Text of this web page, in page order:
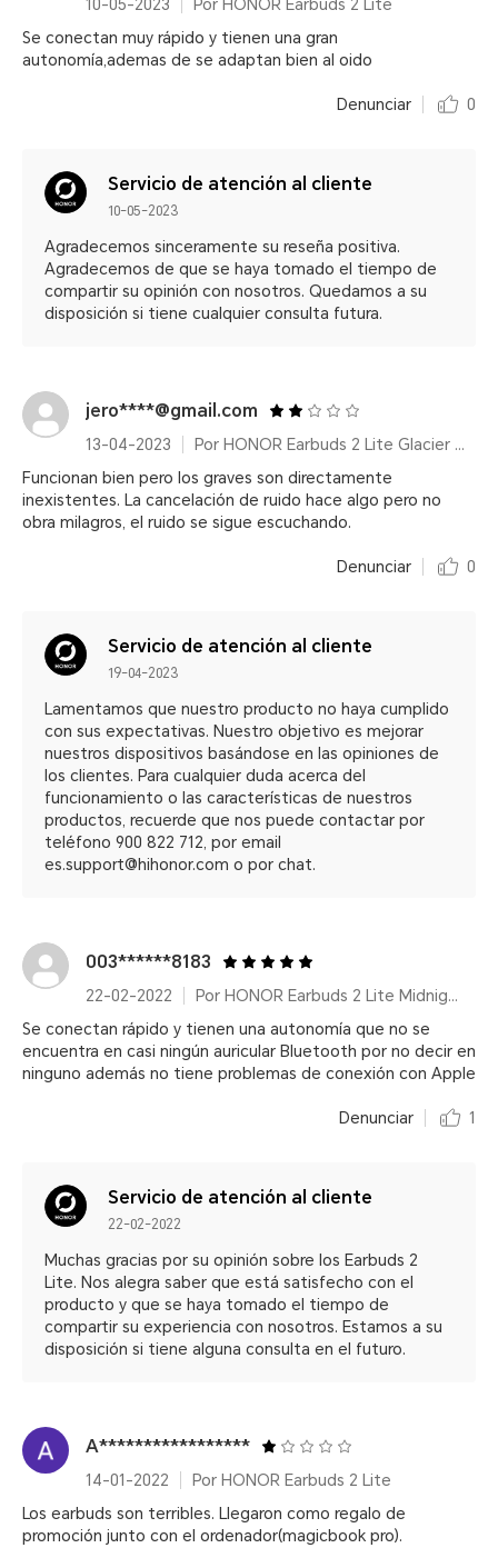
10-05-2023
Por HONOR Earbuds 2 Lite
Se conectan muy rápido y tienen una gran
autonomía,ademas de se adaptan bien al oido
Denunciar 0
Servicio de atención al cliente
10-05-2023
Agradecemos sinceramente su reseña positiva.
Agradecemos de que se haya tomado el tiempo de
compartir su opinión con nosotros. Quedamos a su
disposición si tiene cualquier consulta futura.
jero****@gmail.com
13-04-2023
Por HONOR Earbuds 2 Lite Glacier White
Funcionan bien pero los graves son directamente
inexistentes. La cancelación de ruido hace algo pero no
obra milagros, el ruido se sigue escuchando.
Denunciar 0
Servicio de atención al cliente
19-04-2023
Lamentamos que nuestro producto no haya cumplido
con sus expectativas. Nuestro objetivo es mejorar
nuestros dispositivos basándose en las opiniones de
los clientes. Para cualquier duda acerca del
funcionamiento o las características de nuestros
productos, recuerde que nos puede contactar por
teléfono 900 822 712, por email
es.support@hihonor.com o por chat.
003******8183
22-02-2022
Por HONOR Earbuds 2 Lite Midnight Black
Se conectan rápido y tienen una autonomía que no se
encuentra en casi ningún auricular Bluetooth por no decir en
ninguno además no tiene problemas de conexión con Apple
Denunciar 1
Servicio de atención al cliente
22-02-2022
Muchas gracias por su opinión sobre los Earbuds 2
Lite. Nos alegra saber que está satisfecho con el
producto y que se haya tomado el tiempo de
compartir su experiencia con nosotros. Estamos a su
disposición si tiene alguna consulta en el futuro.
A*****************
14-01-2022
Por HONOR Earbuds 2 Lite
Los earbuds son terribles. Llegaron como regalo de
promoción junto con el ordenador(magicbook pro).